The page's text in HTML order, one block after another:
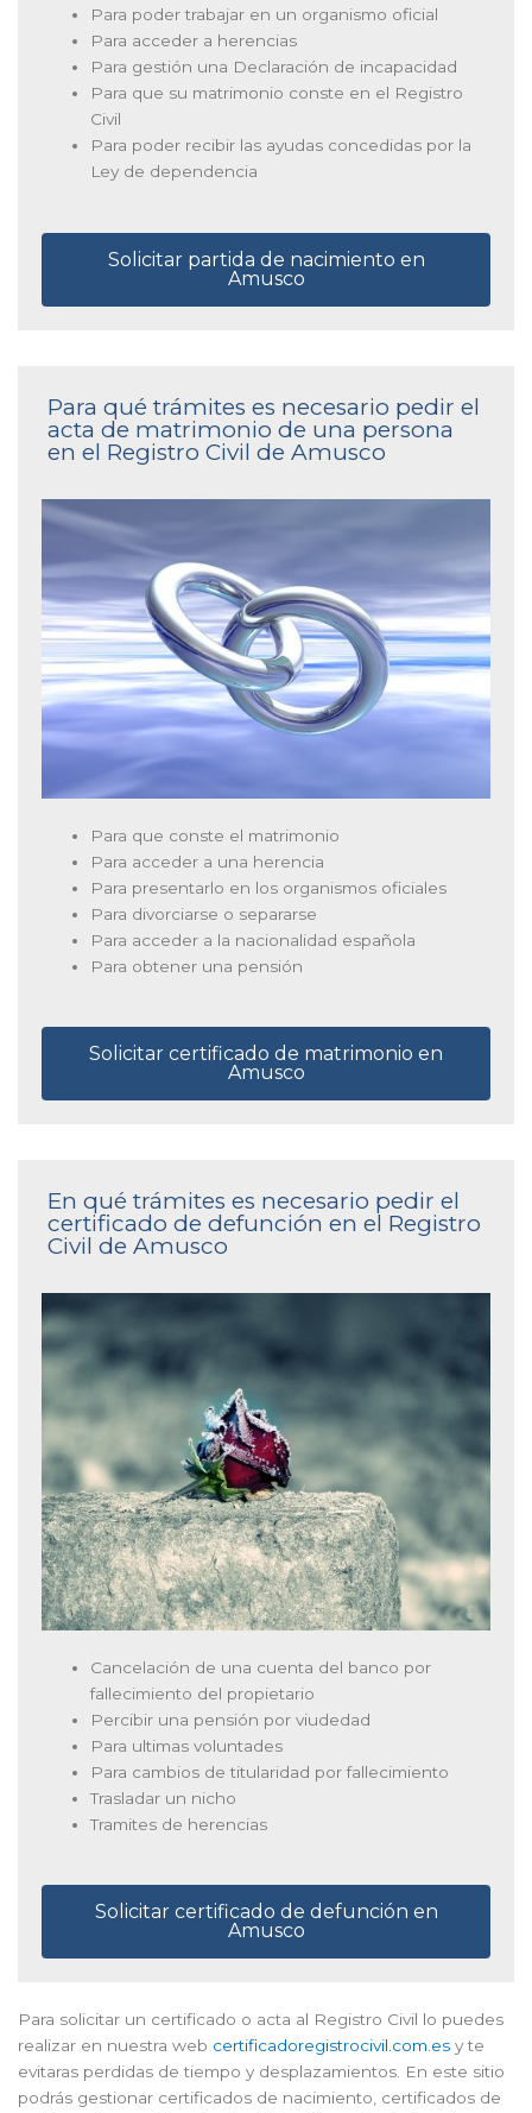
Para poder trabajar en un organismo oficial
Para acceder a herencias
Para gestión una Declaración de incapacidad
Para que su matrimonio conste en el Registro
Civil
Para poder recibir las ayudas concedidas por la
Ley de dependencia
Solicitar partida de nacimiento en
Amusco
Para qué trámites es necesario pedir el
acta de matrimonio de una persona
en el Registro Civil de Amusco
Para que conste el matrimonio
Para acceder a una herencia
Para presentarlo en los organismos oficiales
Para divorciarse o separarse
Para acceder a la nacionalidad española
Para obtener una pensión
Solicitar certificado de matrimonio en
Amusco
En qué trámites es necesario pedir el
certificado de defunción en el Registro
Civil de Amusco
Cancelación de una cuenta del banco por
fallecimiento del propietario
Percibir una pensión por viudedad
Para ultimas voluntades
Para cambios de titularidad por fallecimiento
Trasladar un nicho
Tramites de herencias
Solicitar certificado de defunción en
Amusco
Para solicitar un certificado o acta al Registro Civil lo puedes
realizar en nuestra web certificadoregistrocivil.com.es y te
evitaras perdidas de tiempo y desplazamientos. En este sitio
podrás gestionar certificados de nacimiento, certificados de